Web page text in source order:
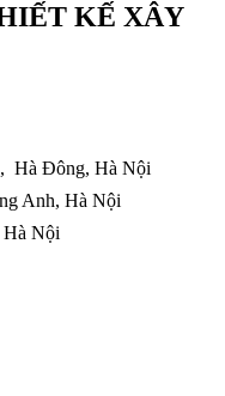
KẾ XÂY
Hà Đông, Hà Nội
Anh, Hà Nội
Hà Nội​